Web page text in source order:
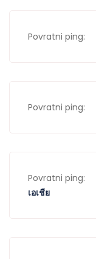
Povratni ping:
Povratni ping:
Povratni ping:
เอเชีย